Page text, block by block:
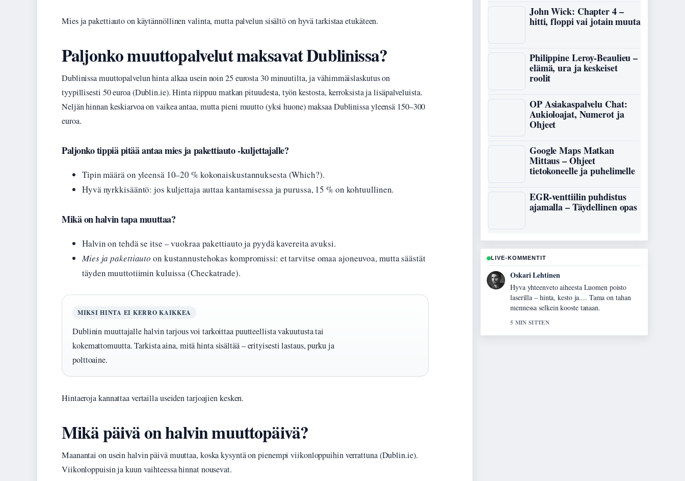
Mies ja pakettiauto on käytännöllinen valinta, mutta palvelun sisältö on hyvä tarkistaa etukäteen.
Paljonko muuttopalvelut maksavat Dublinissa?
Dublinissa muuttopalvelun hinta alkaa usein noin 25 eurosta 30 minuutilta, ja vähimmäislaskutus on
tyypillisesti 50 euroa (Dublin.ie). Hinta riippuu matkan pituudesta, työn kestosta, kerroksista ja lisäpalveluista.
Neljän hinnan keskiarvoa on vaikea antaa, mutta pieni muutto (yksi huone) maksaa Dublinissa yleensä 150–300
euroa.
Paljonko tippiä pitää antaa mies ja pakettiauto -kuljettajalle?
Tipin määrä on yleensä 10–20 % kokonaiskustannuksesta (Which?).
Hyvä nyrkkisääntö: jos kuljettaja auttaa kantamisessa ja purussa, 15 % on kohtuullinen.
Mikä on halvin tapa muuttaa?
Halvin on tehdä se itse – vuokraa pakettiauto ja pyydä kavereita avuksi.
Mies ja pakettiauto on kustannustehokas kompromissi: et tarvitse omaa ajoneuvoa, mutta säästät
täyden muuttotiimin kuluissa (Checkatrade).
MIKSI HINTA EI KERRO KAIKKEA
Dublinin muuttajalle halvin tarjous voi tarkoittaa puutteellista vakuutusta tai
kokemattomuutta. Tarkista aina, mitä hinta sisältää – erityisesti lastaus, purku ja
polttoaine.
Hintaeroja kannattaa vertailla useiden tarjoajien kesken.
Mikä päivä on halvin muuttopäivä?
Maanantai on usein halvin päivä muuttaa, koska kysyntä on pienempi viikonloppuihin verrattuna (Dublin.ie).
Viikonloppuisin ja kuun vaihteessa hinnat nousevat.
John Wick: Chapter 4 –
hitti, floppi vai jotain muuta
Philippine Leroy-Beaulieu –
elämä, ura ja keskeiset
roolit
OP Asiakaspalvelu Chat:
Aukioloajat, Numerot ja
Ohjeet
Google Maps Matkan
Mittaus – Ohjeet
tietokoneelle ja puhelimelle
EGR-venttiilin puhdistus
ajamalla – Täydellinen opas
LIVE-KOMMENTIT
Sanni Heikkinen
Seuraan Oikotie Espoon asunnot – Löydä
vuokra-asunto Espoosta...-lahetysta tarkasti –
arvostan tasapainoista savyja.
7 MIN SITTEN